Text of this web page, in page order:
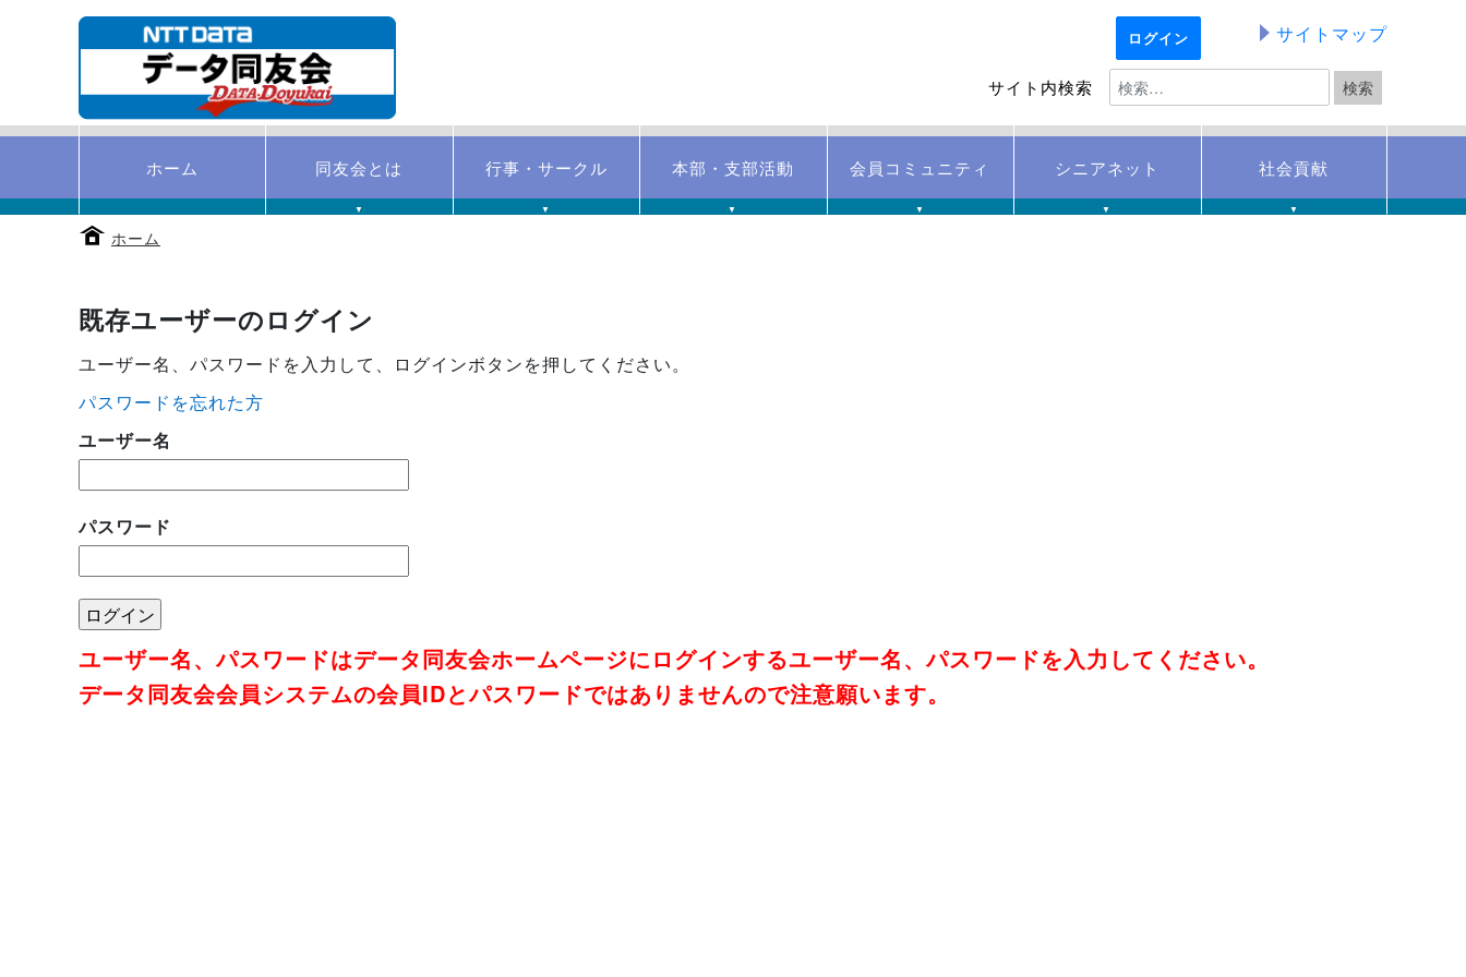
す
ログイン サイトマップ
サイト内検索
ホーム 同友会とは
▼
行事・サークル
▼
本部・支部活動
▼
会員コミュニティ
▼
シニアネット
▼
社会貢献
▼
ホーム
既存ユーザーのログイン
ユーザー名、パスワードを入力して、ログインボタンを押してください。
パスワードを忘れた方
ユーザー名
パスワード
ユーザー名、パスワードはデータ同友会ホームページにログインするユーザー名、パスワードを入力してください。
データ同友会会員システムの会員IDとパスワードではありませんので注意願います。